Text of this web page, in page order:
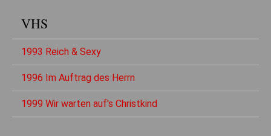
VHS
1993 Reich & Sexy
1996 Im Auftrag des Herrn
1999 Wir warten auf's Christkind